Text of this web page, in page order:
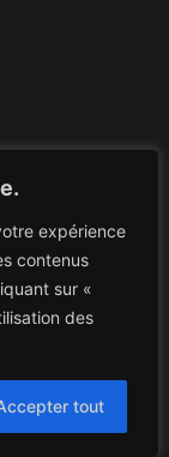
expérience
contenus
sur «
des
tout